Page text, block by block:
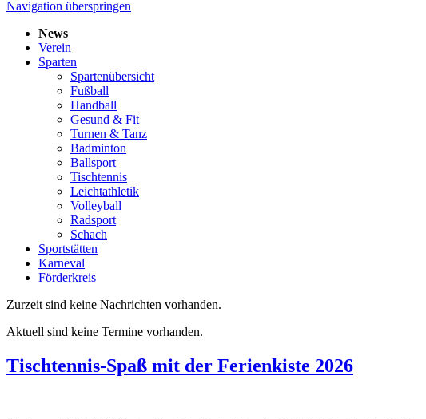
Navigation überspringen
News
Verein
Sparten
Spartenübersicht
Fußball
Handball
Gesund & Fit
Turnen & Tanz
Badminton
Ballsport
Tischtennis
Leichtathletik
Volleyball
Radsport
Schach
Sportstätten
Karneval
Förderkreis
Zurzeit sind keine Nachrichten vorhanden.
Aktuell sind keine Termine vorhanden.
Tischtennis-Spaß mit der Ferienkiste 2026